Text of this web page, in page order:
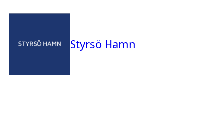
Styrsö Hamn